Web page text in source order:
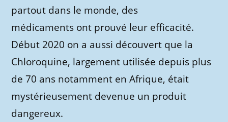
partout dans le monde, des
médicaments ont prouvé leur efficacité.
Début 2020 on a aussi découvert que la
Chloroquine, largement utilisée depuis plus
de 70 ans notamment en Afrique, était
mystérieusement devenue un produit
dangereux.